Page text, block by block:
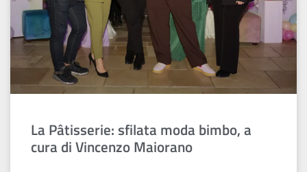
La Pâtisserie: sfilata moda bimbo, a
cura di Vincenzo Maiorano